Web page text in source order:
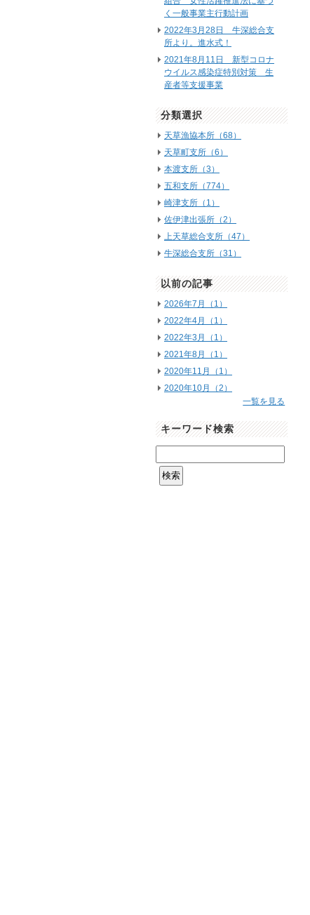
く一般事業主行動計画
2022年3月28日 牛深総合支
所より。進水式！
2021年8月11日 新型コロナ
ウイルス感染症特別対策 生
産者等支援事業
分類選択
天草漁協本所（68）
天草町支所（6）
本渡支所（3）
五和支所（774）
崎津支所（1）
佐伊津出張所（2）
上天草総合支所（47）
牛深総合支所（31）
以前の記事
2026年7月（1）
2022年4月（1）
2022年3月（1）
2021年8月（1）
2020年11月（1）
2020年10月（2）
一覧を見る
キーワード検索